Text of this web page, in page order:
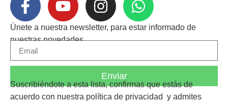
Únete a nuestra newsletter, para estar informado de
nuestras novedades.
Enviar
Suscribiéndote a esta lista, confirmas que estás de
acuerdo con nuestra política de privacidad y admites